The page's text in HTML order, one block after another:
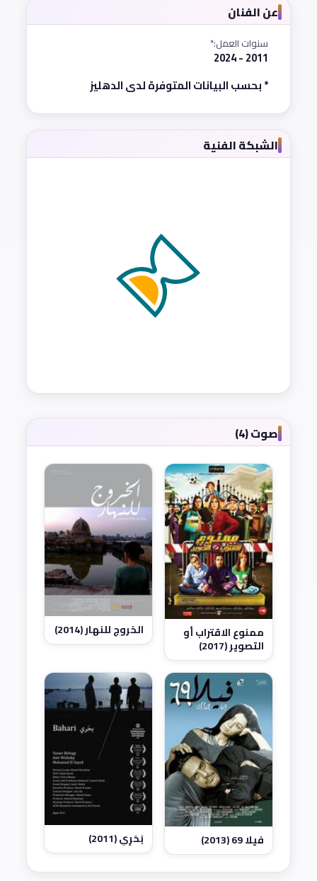
عن الفنان
سنوات العمل:*
2011 - 2024
* بحسب البيانات المتوفرة لدى الدهليز
الشبكة الفنية
صوت (4)
ممنوع الاقتراب أو
التصوير (2017)
الخروج للنهار (2014)
فيلا 69 (2013) بَحَرِي (2011)